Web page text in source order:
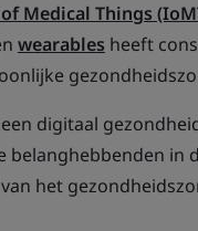
Medical Things
wearables heeft
digitaal
in
het